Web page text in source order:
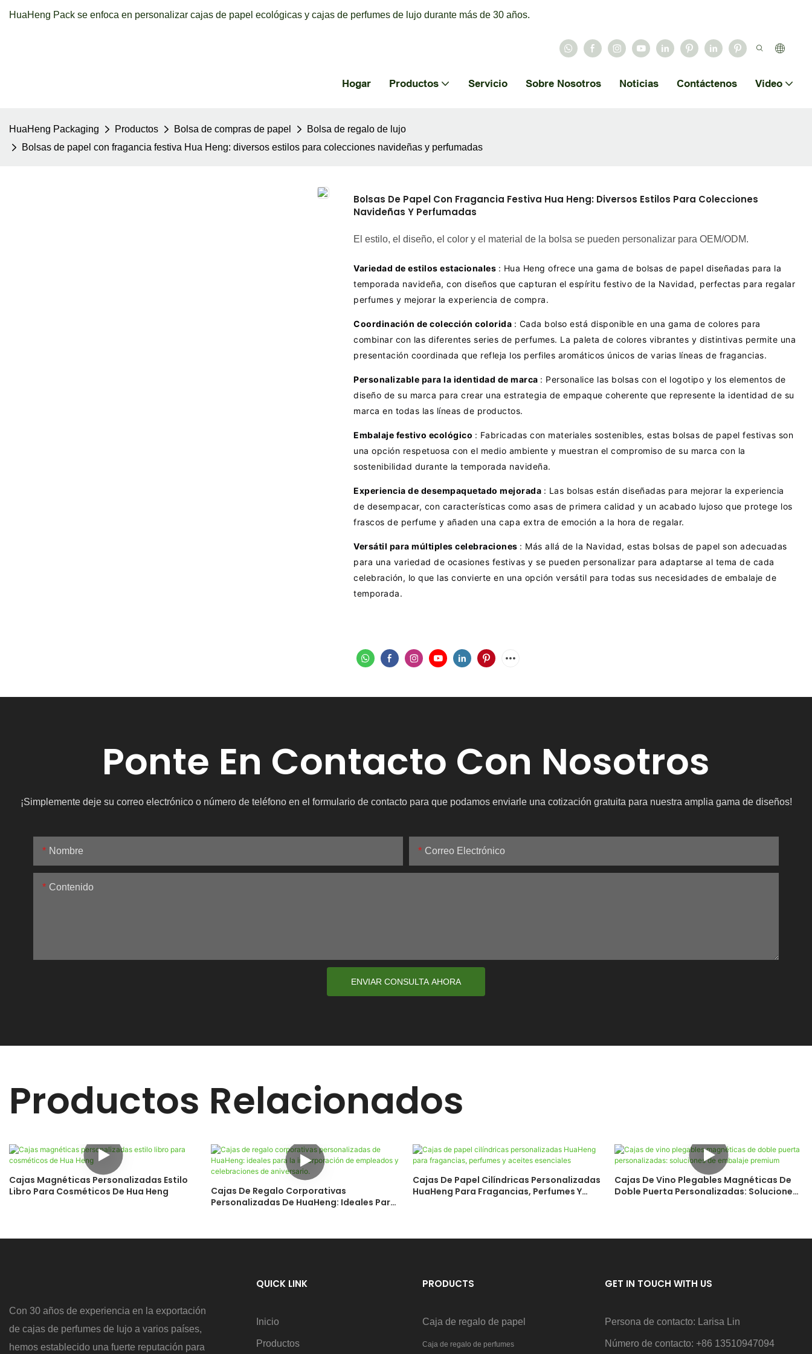
HuaHeng Pack se enfoca en personalizar cajas de papel ecológicas y cajas de perfumes de lujo durante más de 30 años.
Hogar Productos Servicio Sobre Nosotros Noticias Contáctenos Video
HuaHeng Packaging Productos Bolsa de compras de papel
Bolsa de regalo de lujo
Bolsas de papel con fragancia festiva Hua Heng: diversos estilos para colecciones navideñas y perfumadas
Bolsas De Papel Con Fragancia Festiva Hua Heng: Diversos Estilos Para Colecciones
Navideñas Y Perfumadas
El estilo, el diseño, el color y el material de la bolsa se pueden personalizar para OEM/ODM.
Variedad de estilos estacionales : Hua Heng ofrece una gama de bolsas de papel diseñadas para la
temporada navideña, con diseños que capturan el espíritu festivo de la Navidad, perfectas para regalar
perfumes y mejorar la experiencia de compra.
Coordinación de colección colorida : Cada bolso está disponible en una gama de colores para
combinar con las diferentes series de perfumes. La paleta de colores vibrantes y distintivas permite una
presentación coordinada que refleja los perfiles aromáticos únicos de varias líneas de fragancias.
Personalizable para la identidad de marca : Personalice las bolsas con el logotipo y los elementos de
diseño de su marca para crear una estrategia de empaque coherente que represente la identidad de su
marca en todas las líneas de productos.
Embalaje festivo ecológico : Fabricadas con materiales sostenibles, estas bolsas de papel festivas son
una opción respetuosa con el medio ambiente y muestran el compromiso de su marca con la
sostenibilidad durante la temporada navideña.
Experiencia de desempaquetado mejorada : Las bolsas están diseñadas para mejorar la experiencia
de desempacar, con características como asas de primera calidad y un acabado lujoso que protege los
frascos de perfume y añaden una capa extra de emoción a la hora de regalar.
Versátil para múltiples celebraciones : Más allá de la Navidad, estas bolsas de papel son adecuadas
para una variedad de ocasiones festivas y se pueden personalizar para adaptarse al tema de cada
celebración, lo que las convierte en una opción versátil para todas sus necesidades de embalaje de
temporada.
Ponte En Contacto Con Nosotros
¡Simplemente deje su correo electrónico o número de teléfono en el formulario de contacto para que podamos enviarle una cotización gratuita para nuestra amplia gama de diseños!
Nombre Correo Electrónico
Contenido
ENVIAR CONSULTA AHORA
Productos Relacionados
Cajas Magnéticas Personalizadas Estilo
Libro Para Cosméticos De Hua Heng
Cajas De Regalo Corporativas
Personalizadas De HuaHeng: Ideales Para
Cajas De Papel Cilíndricas Personalizadas
HuaHeng Para Fragancias, Perfumes Y
Cajas De Vino Plegables Magnéticas De
Doble Puerta Personalizadas: Soluciones
Con 30 años de experiencia en la exportación
de cajas de perfumes de lujo a varios países,
hemos establecido una fuerte reputación para
QUICK LINK
Inicio
Productos
PRODUCTS
Caja de regalo de papel
Caja de regalo de perfumes
GET IN TOUCH WITH US
Persona de contacto: Larisa Lin
Número de contacto: +86 13510947094